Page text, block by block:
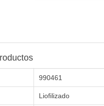
990461
Liofilizado